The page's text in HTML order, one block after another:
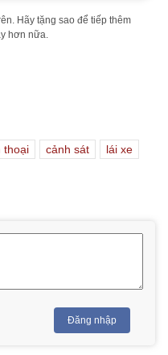
Hãy tặng sao để tiếp thêm
hơn nữa.
thoại cảnh sát
lái xe
Đăng nhập